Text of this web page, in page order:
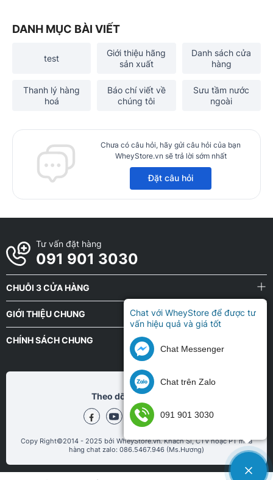
DANH MỤC BÀI VIẾT
test
Giới thiệu hãng
sản xuất
Danh sách cửa
hàng
Thanh lý hàng
hoá
Báo chí viết về
chúng tôi
Sưu tầm nước
ngoài
Chưa có câu hỏi, hãy gửi câu hỏi của bạn
WheyStore.vn sẽ trả lời sớm nhất
Đặt câu hỏi
Tư vấn đặt hàng
091 901 3030
CHUỖI 3 CỬA HÀNG
GIỚI THIỆU CHUNG
CHÍNH SÁCH CHUNG
Theo dõi chũng tôi tại
Copy Right©2014 - 2025 bởi WheyStore.vn. Khách Sỉ, CTV hoặc PT mua
hàng chat zalo: 086.5467.946 (Ms.Hương)
Chat với WheyStore để được tư
vấn hiệu quả và giá tốt
Chat Messenger
Chat trên Zalo
091 901 3030